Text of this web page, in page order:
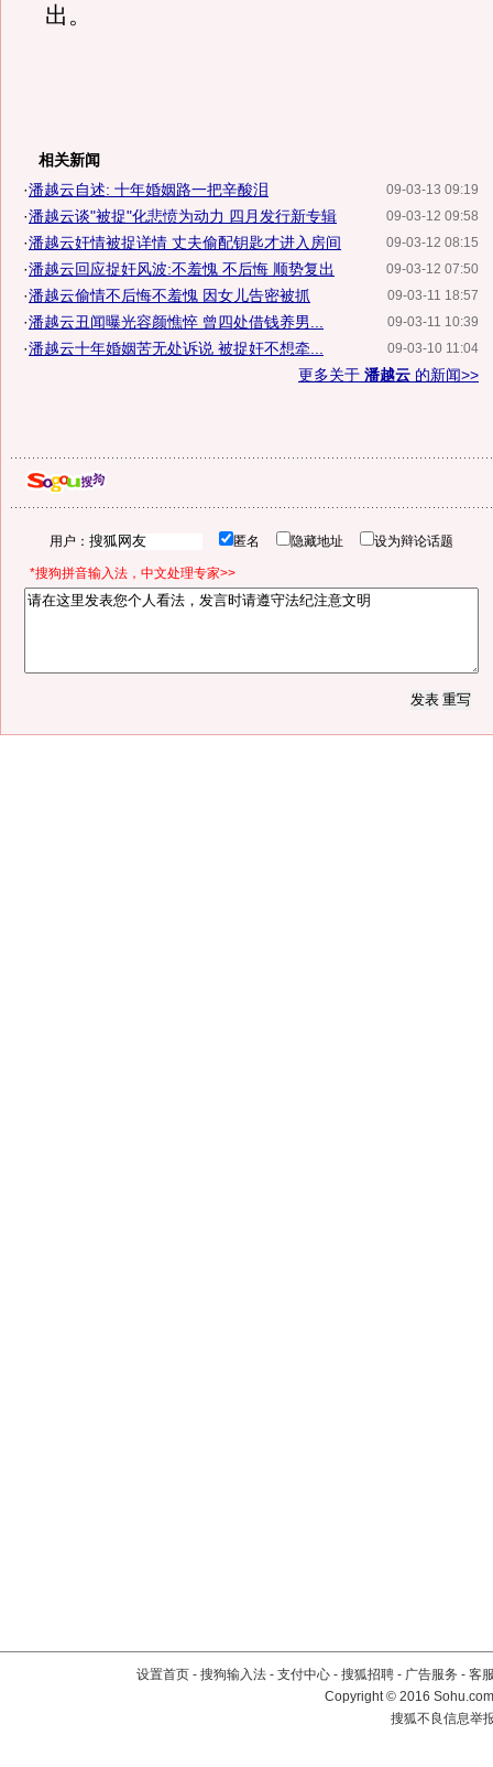
出。
相关新闻
09-03-13 09:19
·潘越云自述: 十年婚姻路一把辛酸泪
09-03-12 09:58
·潘越云谈"被捉"化悲愤为动力 四月发行新专辑
09-03-12 08:15
·潘越云奸情被捉详情 丈夫偷配钥匙才进入房间
09-03-12 07:50
·潘越云回应捉奸风波:不羞愧 不后悔 顺势复出
09-03-11 18:57
·潘越云偷情不后悔不羞愧 因女儿告密被抓
09-03-11 10:39
·潘越云丑闻曝光容颜憔悴 曾四处借钱养男...
09-03-10 11:04
·潘越云十年婚姻苦无处诉说 被捉奸不想牵...
更多关于 潘越云 的新闻>>
用户： 匿名 隐藏地址 设为辩论话题
*搜狗拼音输入法，中文处理专家>>
设置首页 - 搜狗输入法 - 支付中心 - 搜狐招聘 - 广告服务 - 客
Copyright©2016
搜狐不良信息举